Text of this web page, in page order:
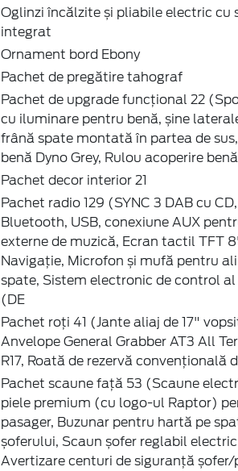
Oglinzi încălzite și pliabile electric cu
integrat
Ornament bord Ebony
Pachet de pregătire tahograf
Pachet de upgrade funcțional 22
cu iluminare pentru benă, șine
frână spate montată în partea de
benă Dyno Grey, Rulou acoperire
Pachet decor interior 21
Pachet radio 129 (SYNC 3 DAB cu
Bluetooth, USB, conexiune AUX
externe de muzică, Ecran tactil TFT
Navigație, Microfon și mufă pentru
spate, Sistem electronic de control
(DE
Pachet roți 41 (Jante aliaj de 17"
Anvelope General Grabber AT3 All
R17, Roată de rezervă convențională
Pachet scaune față 53 (Scaune
piele premium (cu logo-ul Raptor)
pasager, Buzunar pentru hartă pe
șoferului, Scaun șofer reglabil
Avertizare centuri de siguranță șofer/